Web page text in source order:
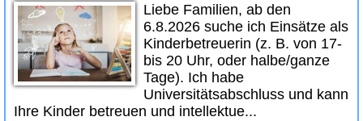
Liebe Familien, ab den
6.8.2026 suche ich Einsätze als
Kinderbetreuerin (z. B. von 17-
bis 20 Uhr, oder halbe/ganze
Tage). Ich habe
Universitätsabschluss und kann
Ihre Kinder betreuen und intellektue...